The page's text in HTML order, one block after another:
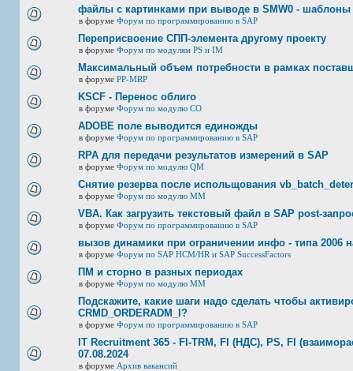
файлы с картинками при выводе в SMW0 - шаблоны
в форуме Форум по программированию в SAP
Переприсвоение СПП-элемента другому проекту
в форуме Форум по модулям PS и IM
Максимальный объем потребности в рамках
в форуме PP-MRP
KSCF - Перенос облиго
в форуме Форум по модулю СО
ADOBE поле выводится единожды
в форуме Форум по программированию в SAP
RPA для передачи результатов измерений в SAP
в форуме Форум по модулю QM
Снятие резерва после испольщования
в форуме Форум по модулю ММ
VBA. Как загрузить текстовый файл в SAP post-
в форуме Форум по программированию в SAP
вызов динамики при ограничении инфо - типа 2006
в форуме Форум по SAP HCM/HR и SAP SuccessFactors
ПМ и сторно в разных периодах
в форуме Форум по модулю ММ
Подскажите, какие шаги надо сделать чтобы
CRMD_ORDERADM_I?
в форуме Форум по программированию в SAP
IT Recruitment 365 - FI-TRM, FI (НДС), PS, FI
07.08.2024
в форуме Архив вакансий